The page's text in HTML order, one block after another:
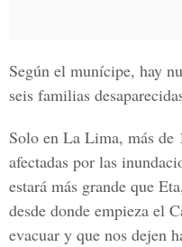
Según el munícipe, hay
seis familias
Solo en La Lima, más de
afectadas por las
estará más grande que
desde donde empieza el
evacuar y que nos dejen